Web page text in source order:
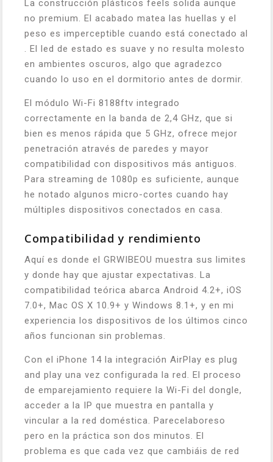
La construcción plásticos feels solida aunque
no premium. El acabado matea las huellas y el
peso es imperceptible cuando está conectado al
. El led de estado es suave y no resulta molesto
en ambientes oscuros, algo que agradezco
cuando lo uso en el dormitorio antes de dormir.
El módulo Wi-Fi 8188ftv integrado
correctamente en la banda de 2,4 GHz, que si
bien es menos rápida que 5 GHz, ofrece mejor
penetración através de paredes y mayor
compatibilidad con dispositivos más antiguos.
Para streaming de 1080p es suficiente, aunque
he notado algunos micro-cortes cuando hay
múltiples dispositivos conectados en casa.
Compatibilidad y rendimiento
Aquí es donde el GRWIBEOU muestra sus limites
y donde hay que ajustar expectativas. La
compatibilidad teórica abarca Android 4.2+, iOS
7.0+, Mac OS X 10.9+ y Windows 8.1+, y en mi
experiencia los dispositivos de los últimos cinco
años funcionan sin problemas.
Con el iPhone 14 la integración AirPlay es plug
and play una vez configurada la red. El proceso
de emparejamiento requiere la Wi-Fi del dongle,
acceder a la IP que muestra en pantalla y
vincular a la red doméstica. Parecelaboreso
pero en la práctica son dos minutos. El
problema es que cada vez que cambiáis de red